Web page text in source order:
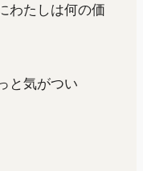
わたしは何の価
と気がつい